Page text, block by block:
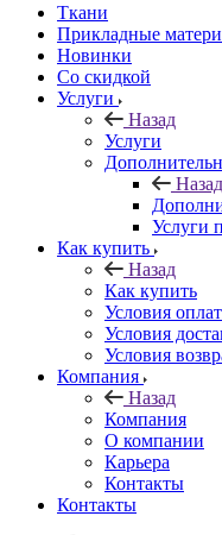
Ткани
Прикладные
Новинки
Со скидкой
Услуги
Назад
Услуги
Назад
Услуги
Как купить
Назад
Как купить
Условия
Условия
Условия
Компания
Назад
Компания
О компании
Карьера
Контакты
Контакты